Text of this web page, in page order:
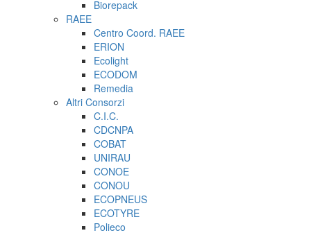
Biorepack
RAEE
Centro Coord. RAEE
ERION
Ecolight
ECODOM
Remedia
Altri Consorzi
C.I.C.
CDCNPA
COBAT
UNIRAU
CONOE
CONOU
ECOPNEUS
ECOTYRE
Polieco